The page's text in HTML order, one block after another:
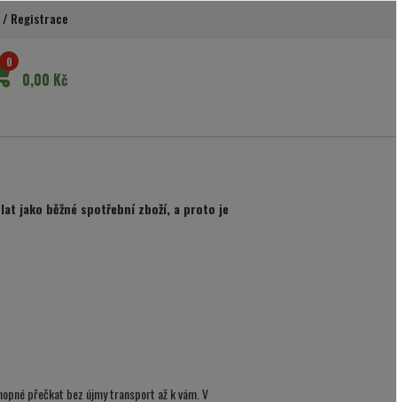
/ Registrace
0
0,00 Kč
jako běžné spotřební zboží, a proto je
přečkat bez újmy transport až k vám. V